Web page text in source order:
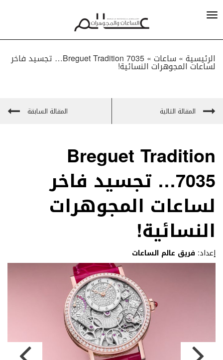
الرئيسية » ساعات» Breguet Tradition 7035… تجسيد فاخر
لساعات المجوهرات النسائية!
المقالة التالية المقالة السابقة
Breguet Tradition
7035… تجسيد فاخر
لساعات المجوهرات
النسائية!
إعداد: فريق عالم الساعات